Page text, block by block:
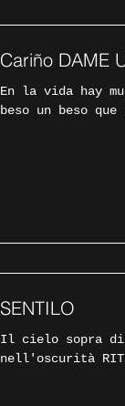
Cariño DAME
En la vida hay
beso un beso
SENTILO
Il cielo sopra di
nell'oscurità